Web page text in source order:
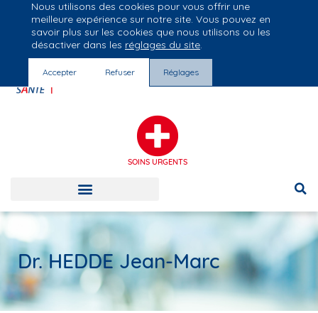
Groupe Vivalto Santé
Entre nous, la vie
SOINS URGENTS
Dr. HEDDE Jean-Marc
Nous utilisons des cookies pour vous offrir une
meilleure expérience sur notre site. Vous pouvez en
savoir plus sur les cookies que nous utilisons ou les
désactiver dans les réglages du site.
Accepter Refuser Réglages